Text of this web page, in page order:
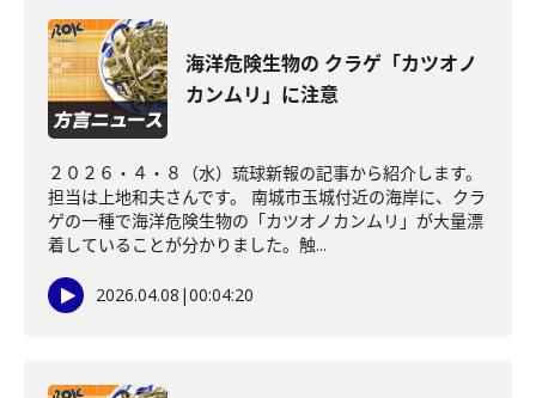
海洋危険生物の クラゲ「カツオノ
カンムリ」に注意
２０２６・４・８（水）琉球新報の記事から紹介します。
担当は上地和夫さんです。 南城市玉城付近の海岸に、クラ
ゲの一種で海洋危険生物の「カツオノカンムリ」が大量漂
着していることが分かりました。触...
2026.04.08 |00:04:20